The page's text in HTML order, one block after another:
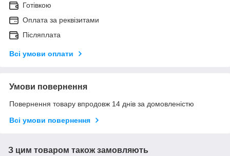
Готівкою
Оплата за реквізитами
Післяплата
Всі умови оплати
Умови повернення
Повернення товару впродовж 14 днів за домовленістю
Всі умови повернення
З цим товаром також замовляють